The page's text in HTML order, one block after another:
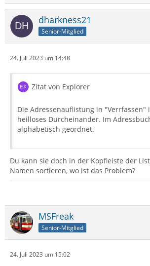
dharkness21
Senior-Mitglied
24. Juli 2023 um 14:48
Zitat von Explorer
Die Adressenauflistung in "Verrfassen"
heilloses Durcheinander. Im
alphabetisch geordnet.
Du kann sie doch in der Kopfleiste der
Namen sortieren, wo ist das Problem?
MSFreak
Senior-Mitglied
24. Juli 2023 um 15:02